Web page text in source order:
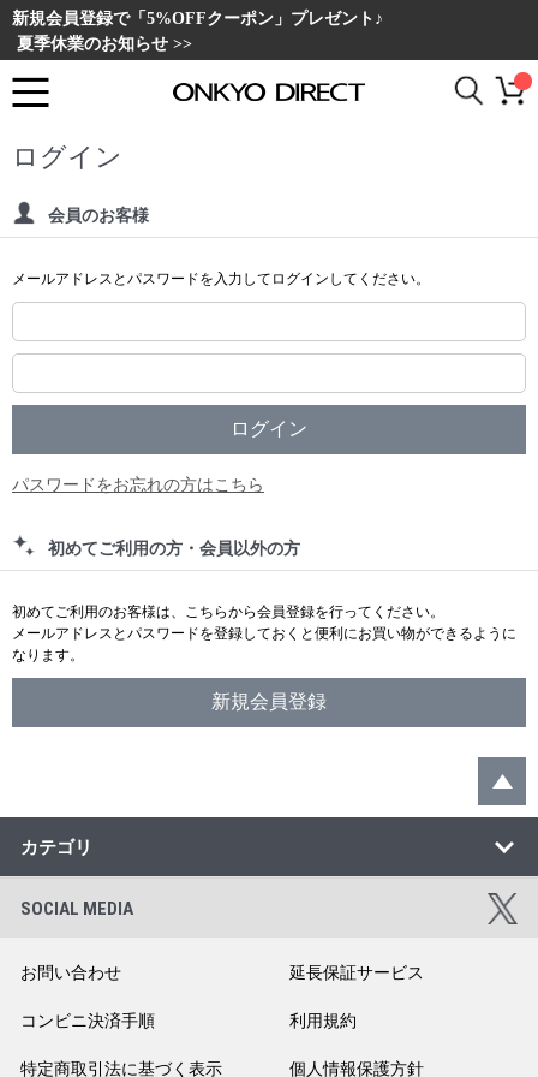
新規会員登録で「5%OFFクーポン」プレゼント♪
夏季休業のお知らせ >>
ログイン
会員のお客様
メールアドレスとパスワードを入力してログインしてください。
パスワードをお忘れの方はこちら
初めてご利用の方・会員以外の方
初めてご利用のお客様は、こちらから会員登録を行ってください。
メールアドレスとパスワードを登録しておくと便利にお買い物ができるように
なります。
カテゴリ
SOCIAL MEDIA
お問い合わせ 延長保証サービス
コンビニ決済手順 利用規約
特定商取引法に基づく表示 個人情報保護方針